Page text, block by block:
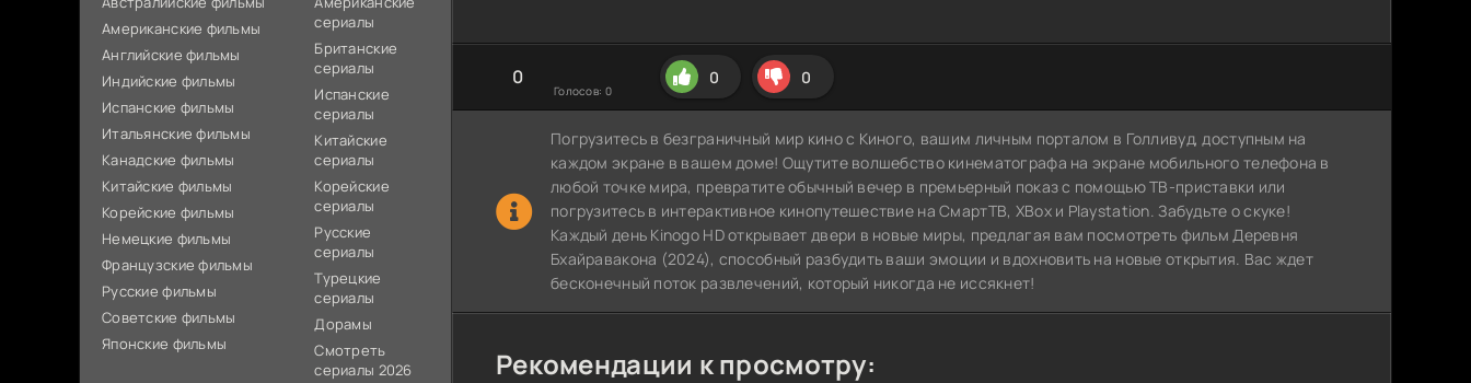
0
Голосов: 0
0 0
Погрузитесь в безграничный мир кино с Киного, вашим личным порталом в Голливуд, доступным на
каждом экране в вашем доме! Ощутите волшебство кинематографа на экране мобильного телефона в
любой точке мира, превратите обычный вечер в премьерный показ с помощью ТВ-приставки или
погрузитесь в интерактивное кинопутешествие на СмартТВ, XBox и Playstation. Забудьте о скуке!
Каждый день Kinogo HD открывает двери в новые миры, предлагая вам посмотреть фильм Деревня
Бхайравакона (2024), способный разбудить ваши эмоции и вдохновить на новые открытия. Вас ждет
бесконечный поток развлечений, который никогда не иссякнет!
Рекомендации к просмотру:
Американские фильмы
Английские фильмы
Индийские фильмы
Испанские фильмы
Итальянские фильмы
Канадские фильмы
Китайские фильмы
Корейские фильмы
Немецкие фильмы
Французские фильмы
Русские фильмы
Советские фильмы
Японские фильмы
сериалы
Британские
сериалы
Испанские
сериалы
Китайские
сериалы
Корейские
сериалы
Русские
сериалы
Турецкие
сериалы
Дорамы
Смотреть
сериалы 2026